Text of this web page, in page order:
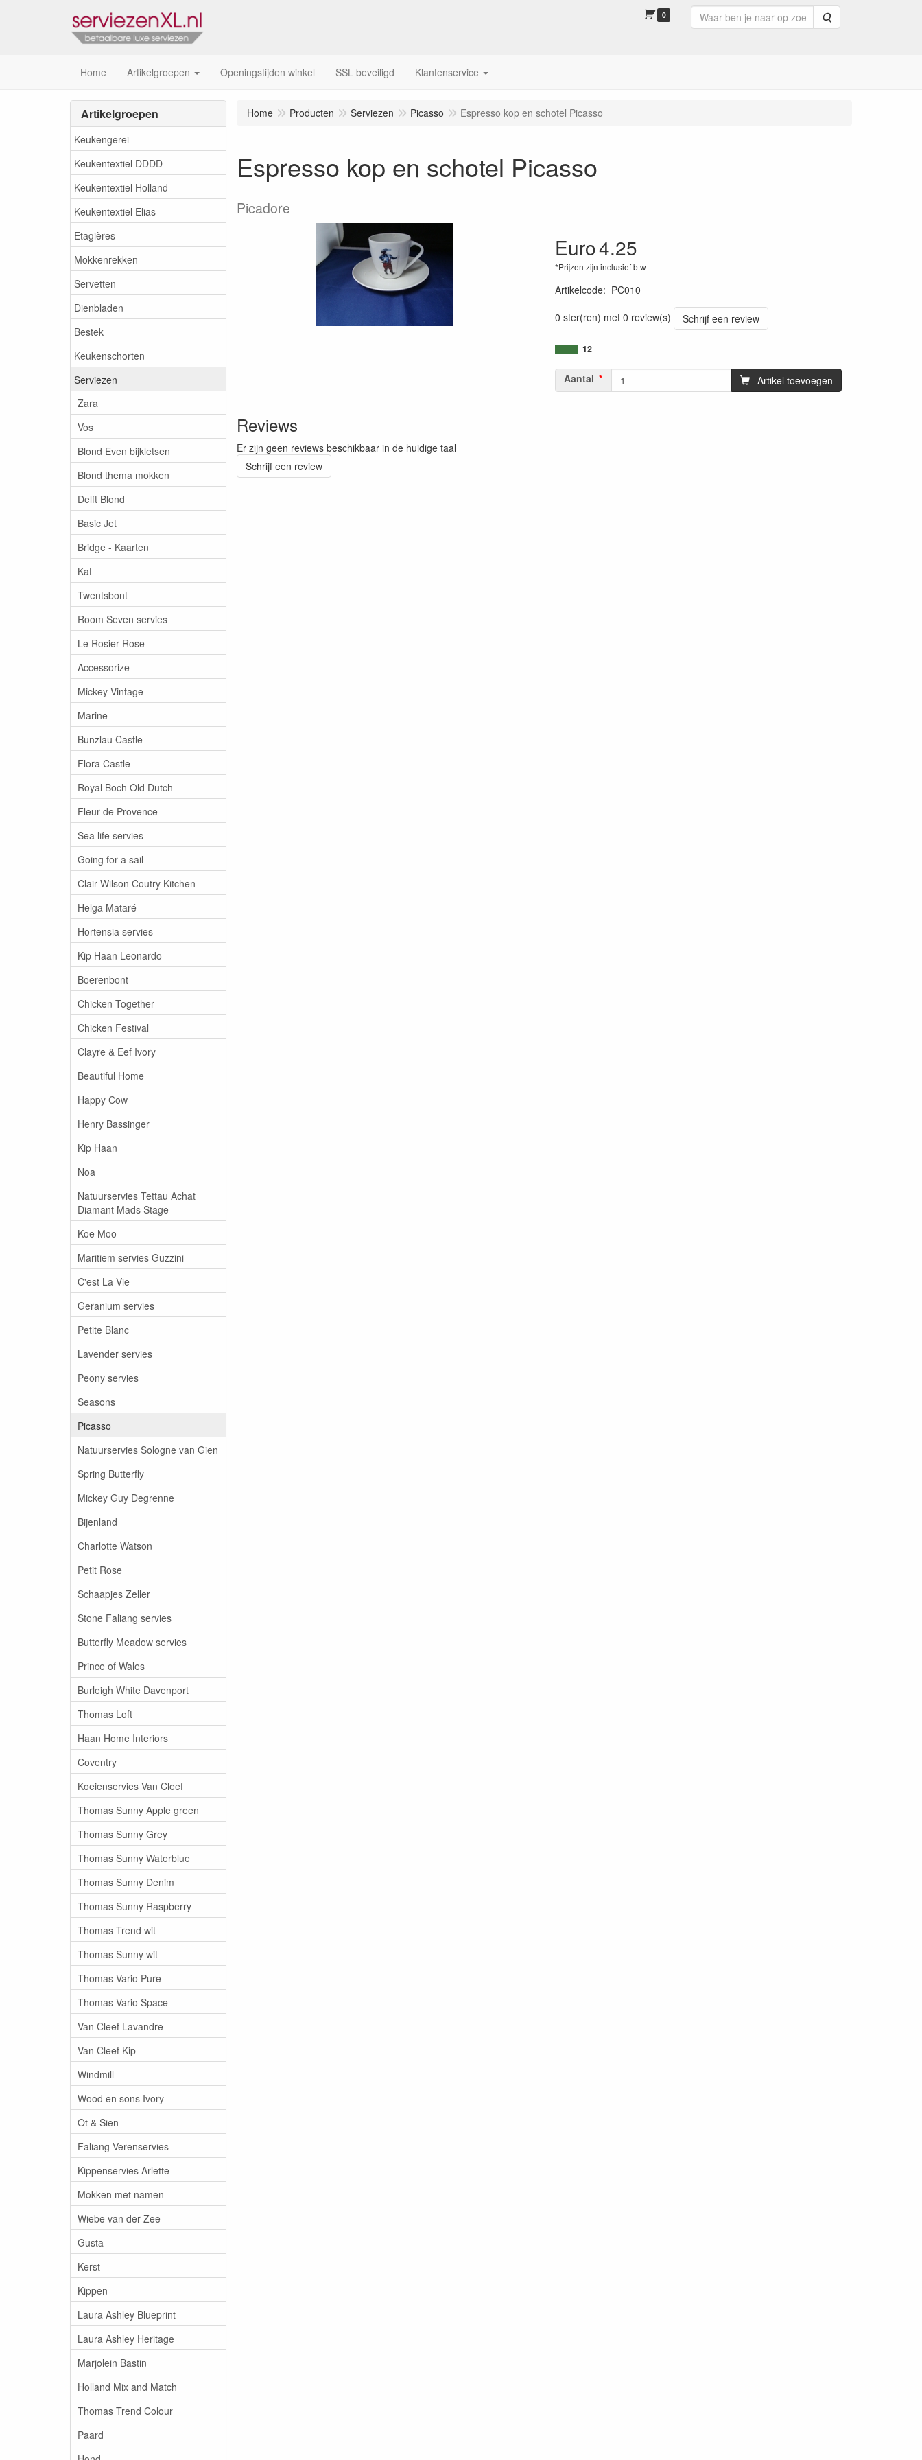
0 Zoeken
Home Artikelgroepen Openingstijden winkel SSL beveiligd Klantenservice
Artikelgroepen
Keukengerei
Keukentextiel DDDD
Keukentextiel Holland
Keukentextiel Elias
Etagières
Mokkenrekken
Servetten
Dienbladen
Bestek
Keukenschorten
Serviezen
Zara
Vos
Blond Even bijkletsen
Blond thema mokken
Delft Blond
Basic Jet
Bridge - Kaarten
Kat
Twentsbont
Room Seven servies
Le Rosier Rose
Accessorize
Mickey Vintage
Marine
Bunzlau Castle
Flora Castle
Royal Boch Old Dutch
Fleur de Provence
Sea life servies
Going for a sail
Clair Wilson Coutry Kitchen
Helga Mataré
Hortensia servies
Kip Haan Leonardo
Boerenbont
Chicken Together
Chicken Festival
Clayre & Eef Ivory
Beautiful Home
Happy Cow
Henry Bassinger
Kip Haan
Noa
Natuurservies Tettau Achat
Diamant Mads Stage
Koe Moo
Maritiem servies Guzzini
C'est La Vie
Geranium servies
Petite Blanc
Lavender servies
Peony servies
Seasons
Picasso
Natuurservies Sologne van Gien
Spring Butterfly
Mickey Guy Degrenne
Bijenland
Charlotte Watson
Petit Rose
Schaapjes Zeller
Stone Faliang servies
Butterfly Meadow servies
Prince of Wales
Burleigh White Davenport
Thomas Loft
Haan Home Interiors
Coventry
Koeienservies Van Cleef
Thomas Sunny Apple green
Thomas Sunny Grey
Thomas Sunny Waterblue
Thomas Sunny Denim
Thomas Sunny Raspberry
Thomas Trend wit
Thomas Sunny wit
Thomas Vario Pure
Thomas Vario Space
Van Cleef Lavandre
Van Cleef Kip
Windmill
Wood en sons Ivory
Ot & Sien
Faliang Verenservies
Kippenservies Arlette
Mokken met namen
Wiebe van der Zee
Gusta
Kerst
Kippen
Laura Ashley Blueprint
Laura Ashley Heritage
Marjolein Bastin
Holland Mix and Match
Thomas Trend Colour
Paard
Home Producten Serviezen Picasso Espresso kop en schotel Picasso
Espresso kop en schotel Picasso
Picadore
Euro4.25
*Prijzen zijn inclusief btw
Artikelcode: PC010
0 ster(ren) met 0 review(s)
Schrijf een review
12
Aantal Artikel toevoegen
Reviews
Er zijn geen reviews beschikbaar in de huidige taal
Schrijf een review